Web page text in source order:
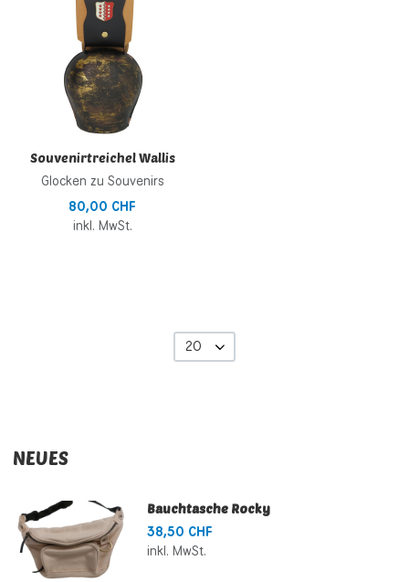
Souvenirtreichel Wallis
Glocken zu Souvenirs
80,00 CHF
inkl. MwSt.
20
NEUES
Bauchtasche Rocky
38,50 CHF
inkl. MwSt.